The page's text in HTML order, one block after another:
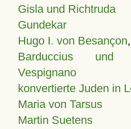
Gisla und Richtruda
Gundekar
Hugo I. von Besançon,
Barduccius und
Vespignano
konvertierte Juden in
Maria von Tarsus
Martin Suetens